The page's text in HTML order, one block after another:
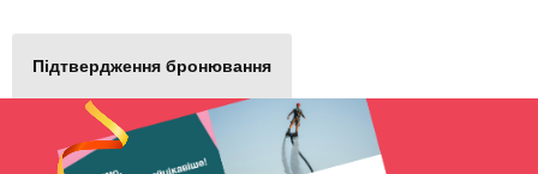
Підтвердження бронювання